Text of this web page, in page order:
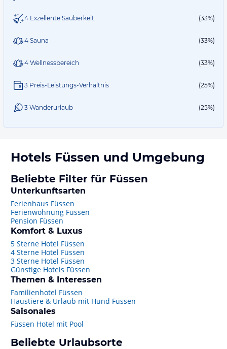
4 Exzellente Sauberkeit (33%)
4 Sauna (33%)
4 Wellnessbereich (33%)
3 Preis-Leistungs-Verhältnis (25%)
3 Wanderurlaub (25%)
Hotels Füssen und Umgebung
Beliebte Filter für Füssen
Unterkunftsarten
Ferienhaus Füssen
Ferienwohnung Füssen
Pension Füssen
Komfort & Luxus
5 Sterne Hotel Füssen
4 Sterne Hotel Füssen
3 Sterne Hotel Füssen
Günstige Hotels Füssen
Themen & Interessen
Familienhotel Füssen
Haustiere & Urlaub mit Hund Füssen
Saisonales
Füssen Hotel mit Pool
Beliebte Urlaubsorte